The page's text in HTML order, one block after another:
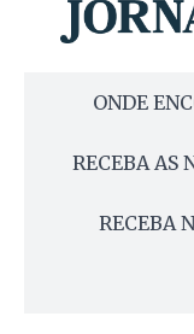
ONDE
RECEBA AS
RECEBA